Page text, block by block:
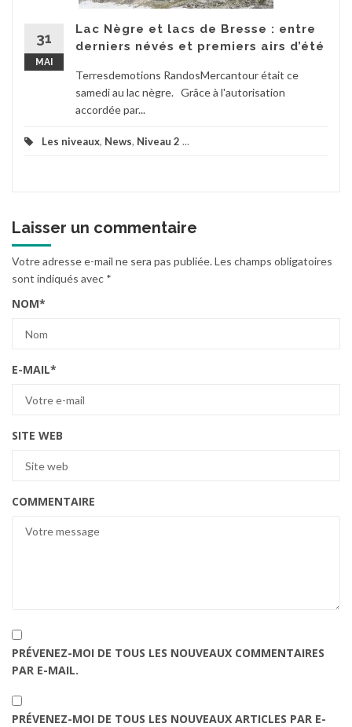
31
MAI
Lac Nègre et lacs de Bresse : entre
derniers névés et premiers airs d’été
Terresdemotions RandosMercantour était ce
samedi au lac nègre. Grâce à l'autorisation
accordée par...
Les niveaux, News, Niveau 2 ...
Laisser un commentaire
Votre adresse e-mail ne sera pas publiée.Les champs obligatoires
sont indiqués avec *
NOM*
E-MAIL*
SITE WEB
COMMENTAIRE
PRÉVENEZ-MOI DE TOUS LES NOUVEAUX COMMENTAIRES
PAR E-MAIL.
PRÉVENEZ-MOI DE TOUS LES NOUVEAUX ARTICLES PAR E-